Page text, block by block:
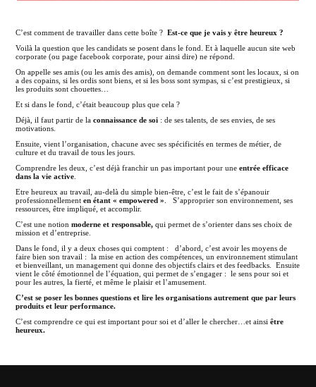
C’est comment de travailler dans cette boîte ? Est-ce que je vais y être heureux ?
Voilà la question que les candidats se posent dans le fond. Et à laquelle aucun site web
corporate (ou page facebook corporate, pour ainsi dire) ne répond.
On appelle ses amis (ou les amis des amis), on demande comment sont les locaux, si on
a des copains, si les ordis sont biens, et si les boss sont sympas, si c’est prestigieux, si
les produits sont chouettes…
Et si dans le fond, c’était beaucoup plus que cela ?
Déjà, il faut partir de laconnaissance de soi : de ses talents, de ses envies, de ses
motivations.
Ensuite, vient l’organisation, chacune avec ses spécificités en termes de métier, de
culture et du travail de tous les jours.
Comprendre les deux, c’est déjà franchir un pas important pour uneentrée efficace
dans la vie active
Etre heureux au travail, au-delà du simple bien-être, c’est le fait de s’épanouir
professionnellementen étant « empowered »
. S’approprier son environnement, ses
ressources, être impliqué, et accomplir.
C’est une notionmoderne et responsable, qui permet de s’orienter dans ses choix de
mission et d’entreprise.
Dans le fond, il y a deux choses qui comptent : d’abord, c’est avoir les moyens de
faire bien son travail : la mise en action des compétences, un environnement stimulant
et bienveillant, un management qui donne des objectifs clairs et des feedbacks. Ensuite
vient le côté émotionnel de l’équation, qui permet de s’engager : le sens pour soi et
pour les autres, la fierté, et même le plaisir et l’amusement.
C’est se poser les bonnes questions et lire les organisations autrement que par leurs
produits et leur performance.
C’est comprendre ce qui est important pour soi et d’aller le chercher…et ainsiêtre
heureux.